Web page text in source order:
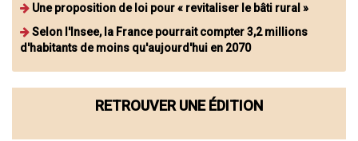
Une proposition de loi pour « revitaliser le bâti rural »
Selon l'Insee, la France pourrait compter 3,2 millions
d'habitants de moins qu'aujourd'hui en 2070
RETROUVER UNE ÉDITION